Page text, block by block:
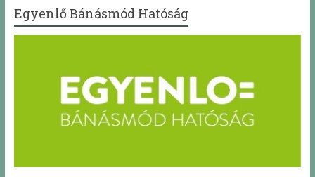
Egyenlő Bánásmód Hatóság